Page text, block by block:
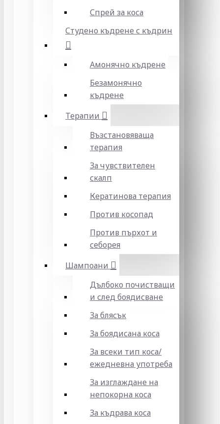
Спрей за коса
Студено къдрене с къдрин
Амонячно къдрене
Безамонячно
къдрене
Терапии
Възстановяваща
терапия
За чувствителен
скалп
Кератинова терапия
Против косопад
Против пърхот и
себорея
Шампоани
Дълбоко почистващи
и след боядисване
За блясък
За боядисана коса
За всеки тип коса/
ежедневна употреба
За изглаждане на
непокорна коса
За къдрава коса